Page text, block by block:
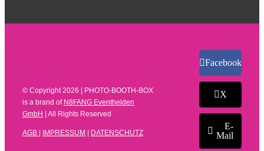
© Copyright 2026 | PHOTO-BOOTH-BOX
is a brand of N8FANG Eventhelden
GmbH | All Rights Reserved
AGB | IMPRESSUM | DATENSCHUTZ
Facebook
X
E-
Mail